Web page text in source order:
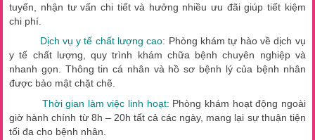
tuyến, nhận tư vấn chi tiết và hưởng nhiều ưu đãi giúp tiết kiệm
chi phí.
Dịch vụ y tế chất lượng cao: Phòng khám tự hào về dịch vụ
y tế chất lượng, quy trình khám chữa bệnh chuyên nghiệp và
nhanh gọn. Thông tin cá nhân và hồ sơ bệnh lý của bệnh nhân
được bảo mật chặt chẽ.
Thời gian làm việc linh hoạt: Phòng khám hoạt động ngoài
giờ hành chính từ 8h – 20h tất cả các ngày, mang lại sự thuận tiện
tối đa cho bệnh nhân.